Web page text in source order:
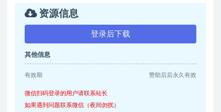
资源信息
登录后下载
其他信息
有效期 赞助后后永久有效
微信扫码登录的用户请联系站长
如果遇到问题联系微信（夜间勿扰）